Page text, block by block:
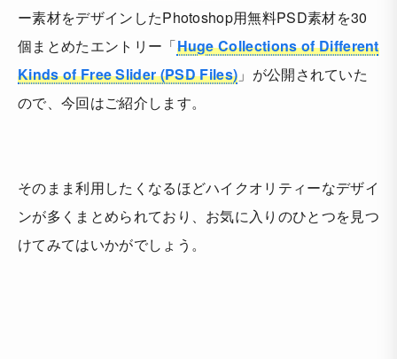
ー素材をデザインしたPhotoshop用無料PSD素材を30
個まとめたエントリー「Huge Collections of Different
Kinds of Free Slider (PSD Files) 」が公開されていた
ので、今回はご紹介します。
そのまま利用したくなるほどハイクオリティーなデザイ
ンが多くまとめられており、お気に入りのひとつを見つ
けてみてはいかがでしょう。